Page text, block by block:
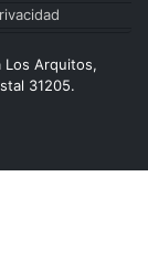
Los Arquitos,
31205.